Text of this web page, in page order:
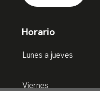
Horario
Lunes a jueves
Viernes